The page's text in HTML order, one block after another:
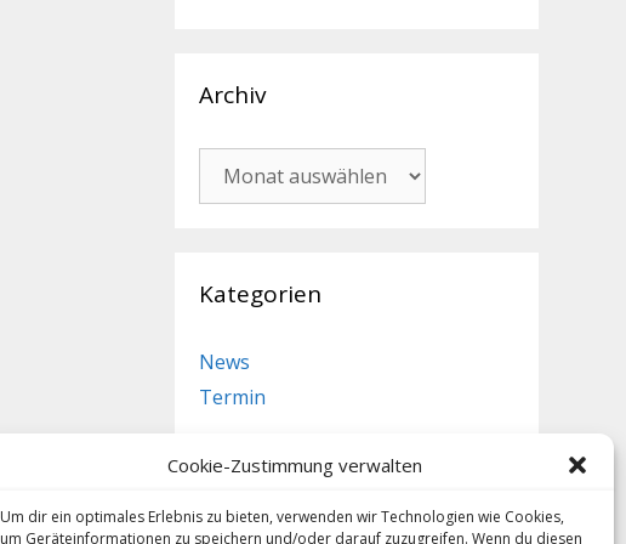
Cookie-Zustimmung verwalten
Um dir ein optimales Erlebnis zu bieten, verwenden wir Technologien wie Cookies,
um Geräteinformationen zu speichern und/oder darauf zuzugreifen. Wenn du diesen
Archiv
Kategorien
News
Termin
Newsletter
Bleibe immer auf dem neuesten Stand